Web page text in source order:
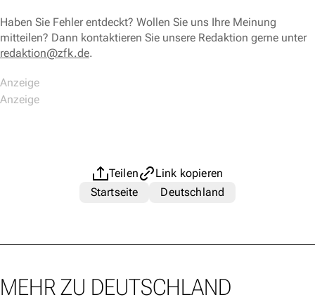
Haben Sie Fehler entdeckt? Wollen Sie uns Ihre Meinung
mitteilen? Dann kontaktieren Sie unsere Redaktion gerne unter
redaktion@zfk.de.
Teilen
Link kopieren
Startseite
Deutschland
MEHR ZU DEUTSCHLAND